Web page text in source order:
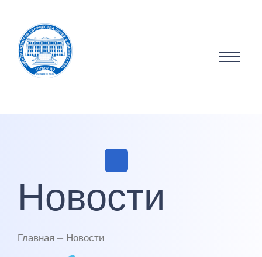
Новости
Главная — Новости